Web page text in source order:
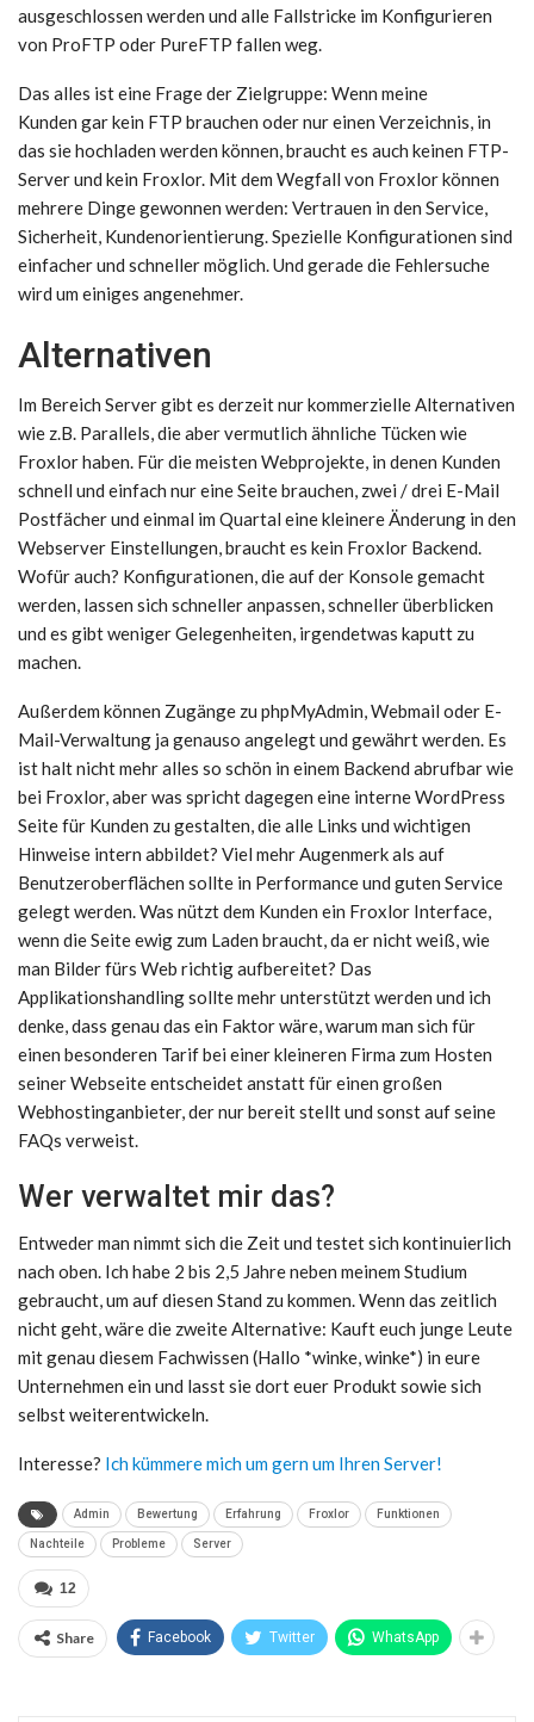
ausgeschlossen werden und alle Fallstricke im Konfigurieren
von ProFTP oder PureFTP fallen weg.
Das alles ist eine Frage der Zielgruppe: Wenn meine
Kunden gar kein FTP brauchen oder nur einen Verzeichnis, in
das sie hochladen werden können, braucht es auch keinen FTP-
Server und kein Froxlor. Mit dem Wegfall von Froxlor können
mehrere Dinge gewonnen werden: Vertrauen in den Service,
Sicherheit, Kundenorientierung. Spezielle Konfigurationen sind
einfacher und schneller möglich. Und gerade die Fehlersuche
wird um einiges angenehmer.
Alternativen
Im Bereich Server gibt es derzeit nur kommerzielle Alternativen
wie z.B. Parallels, die aber vermutlich ähnliche Tücken wie
Froxlor haben. Für die meisten Webprojekte, in denen Kunden
schnell und einfach nur eine Seite brauchen, zwei / drei E-Mail
Postfächer und einmal im Quartal eine kleinere Änderung in den
Webserver Einstellungen, braucht es kein Froxlor Backend.
Wofür auch? Konfigurationen, die auf der Konsole gemacht
werden, lassen sich schneller anpassen, schneller überblicken
und es gibt weniger Gelegenheiten, irgendetwas kaputt zu
machen.
Außerdem können Zugänge zu phpMyAdmin, Webmail oder E-
Mail-Verwaltung ja genauso angelegt und gewährt werden. Es
ist halt nicht mehr alles so schön in einem Backend abrufbar wie
bei Froxlor, aber was spricht dagegen eine interne WordPress
Seite für Kunden zu gestalten, die alle Links und wichtigen
Hinweise intern abbildet? Viel mehr Augenmerk als auf
Benutzeroberflächen sollte in Performance und guten Service
gelegt werden. Was nützt dem Kunden ein Froxlor Interface,
wenn die Seite ewig zum Laden braucht, da er nicht weiß, wie
man Bilder fürs Web richtig aufbereitet? Das
Applikationshandling sollte mehr unterstützt werden und ich
denke, dass genau das ein Faktor wäre, warum man sich für
einen besonderen Tarif bei einer kleineren Firma zum Hosten
seiner Webseite entscheidet anstatt für einen großen
Webhostinganbieter, der nur bereit stellt und sonst auf seine
FAQs verweist.
Wer verwaltet mir das?
Entweder man nimmt sich die Zeit und testet sich kontinuierlich
nach oben. Ich habe 2 bis 2,5 Jahre neben meinem Studium
gebraucht, um auf diesen Stand zu kommen. Wenn das zeitlich
nicht geht, wäre die zweite Alternative: Kauft euch junge Leute
mit genau diesem Fachwissen (Hallo *winke, winke*) in eure
Unternehmen ein und lasst sie dort euer Produkt sowie sich
selbst weiterentwickeln.
Interesse? Ich kümmere mich um gern um Ihren Server!
Admin Bewertung Erfahrung Froxlor Funktionen
Nachteile Probleme Server
12
Share Facebook Twitter WhatsApp